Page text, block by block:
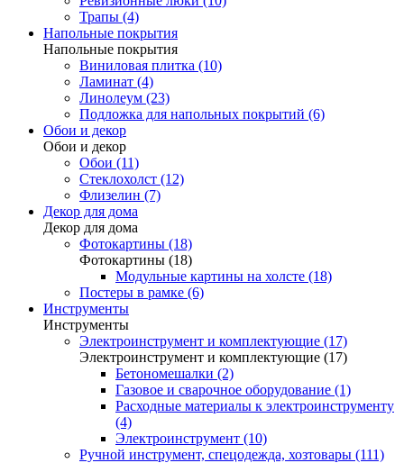
Трапы (4)
Напольные покрытия
Напольные покрытия
Виниловая плитка (10)
Ламинат (4)
Линолеум (23)
Подложка для напольных покрытий (6)
Обои и декор
Обои и декор
Обои (11)
Стеклохолст (12)
Флизелин (7)
Декор для дома
Декор для дома
Фотокартины (18)
Фотокартины (18)
Модульные картины на холсте (18)
Постеры в рамке (6)
Инструменты
Инструменты
Электроинструмент и комплектующие (17)
Электроинструмент и комплектующие (17)
Бетономешалки (2)
Газовое и сварочное оборудование (1)
Расходные материалы к электроинструменту
(4)
Электроинструмент (10)
Ручной инструмент, спецодежда, хозтовары (111)